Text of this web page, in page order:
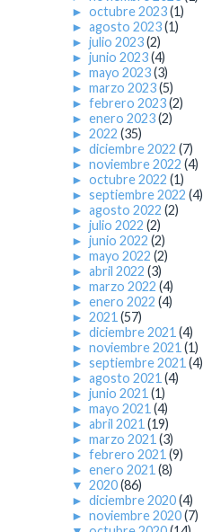
► octubre 2023(1)
► agosto 2023(1)
► julio 2023(2)
► junio 2023(4)
► mayo 2023(3)
► marzo 2023(5)
► febrero 2023(2)
► enero 2023(2)
► 2022 (35)
► diciembre 2022 (7)
► noviembre 2022 (4)
► octubre 2022 (1)
► septiembre 2022 (4)
► agosto 2022 (2)
► julio 2022 (2)
► junio 2022 (2)
► mayo 2022 (2)
► abril 2022 (3)
► marzo 2022 (4)
► enero 2022 (4)
► 2021 (57)
► diciembre 2021 (4)
► noviembre 2021 (1)
► septiembre 2021 (4)
► agosto 2021 (4)
► junio 2021 (1)
► mayo 2021 (4)
► abril 2021 (19)
► marzo 2021 (3)
► febrero 2021 (9)
► enero 2021 (8)
▼ 2020(86)
► diciembre 2020(4)
► noviembre 2020(7)